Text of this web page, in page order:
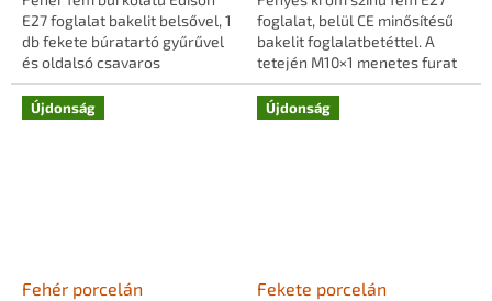
E27 foglalat bakelit belsővel, 1
db fekete búratartó gyűrűvel
és oldalsó csavaros
kábelrögzítővel. M10×1
menetes csővel szerelve.
Függesztékekhez és...
foglalat, belül CE minősítésű
bakelit foglalatbetéttel. A
tetején M10×1 menetes furat
található műanyag
teherhordó vezetékrögzítővel.
Függesztékekhez,...
Újdonság
Fehér porcelán
Újdonság
Fekete porcelán